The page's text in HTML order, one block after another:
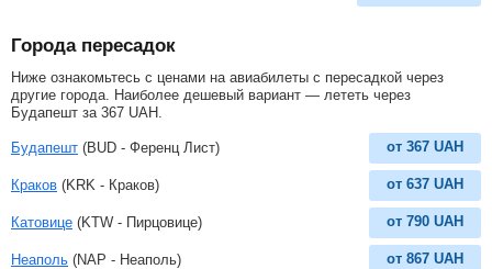
Города пересадок
Ниже ознакомьтесь с ценами на авиабилеты с пересадкой через
другие города. Наиболее дешевый вариант — лететь через
Будапешт за 367 UAH
Будапешт (BUD - Ференц Лист) от 367 UAH
Краков (KRK - Краков) от 637 UAH
Катовице (KTW - Пирцовице) от 790 UAH
Неаполь (NAP - Неаполь) от 867 UAH